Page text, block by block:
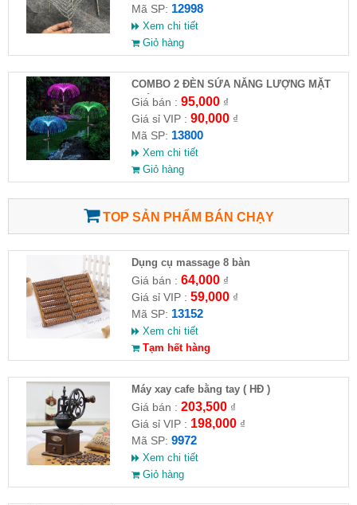
Mã SP: 12998
Xem chi tiết
Giỏ hàng
COMBO 2 ĐÈN SỨA NĂNG LƯỢNG MẶT
TRỜI
Giá bán : 95,000₫
Giá sỉ VIP : 90,000₫
Mã SP: 13800
Xem chi tiết
Giỏ hàng
TOP SẢN PHẨM BÁN CHẠY
Dụng cụ massage 8 bàn
Giá bán : 64,000₫
Giá sỉ VIP : 59,000₫
Mã SP: 13152
Xem chi tiết
Tạm hết hàng
Máy xay cafe bằng tay ( HĐ )
Giá bán : 203,500₫
Giá sỉ VIP : 198,000₫
Mã SP: 9972
Xem chi tiết
Giỏ hàng